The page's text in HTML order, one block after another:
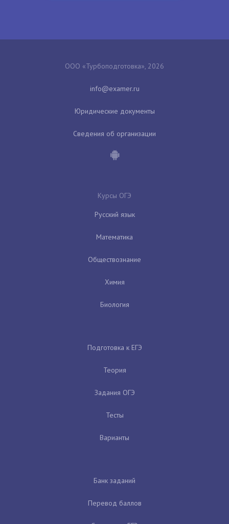
ООО «Турбоподготовка», 2026
Юридические документы
Сведения об организации
Курсы ОГЭ
Русский язык
Математика
Обществознание
Химия
Биология
Подготовка к ЕГЭ
Теория
Задания ОГЭ
Тесты
Варианты
Банк заданий
Перевод баллов